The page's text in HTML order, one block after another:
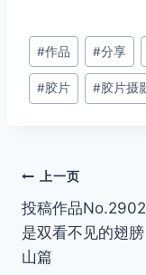
文
章
标
#作品 #分享
#胶片 #胶片摄
文
章
导
上一页
投稿作品
是双看不见的翅膀
山篇